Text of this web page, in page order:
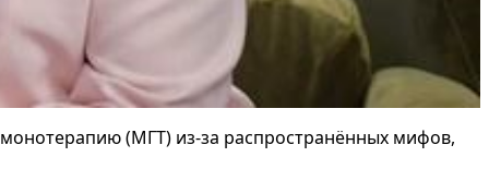
(МГТ) из-за распространённых мифов,